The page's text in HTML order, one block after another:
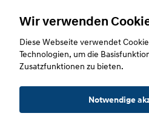
erforderlich.
Copyright © 2026.
Wir verwenden
Diese Webseite verwendet
Technologien, um die
Zusatzfunktionen zu bieten.
Notwendige